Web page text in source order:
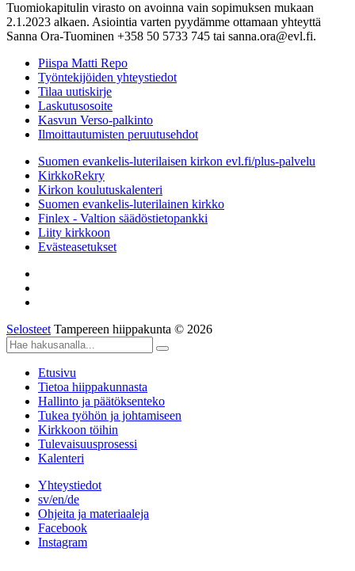
Tuomiokapitulin virasto on avoinna vain sopimuksen mukaan
2.1.2023 alkaen. Asiointia varten pyydämme ottamaan yhteyttä
Sanna Ora-Tuominen +358 50 5733 745 tai sanna.ora@evl.fi.
Piispa Matti Repo
Työntekijöiden yhteystiedot
Tilaa uutiskirje
Laskutusosoite
Kasvun Verso-palkinto
Ilmoittautumisten peruutusehdot
Suomen evankelis-luterilaisen kirkon evl.fi/plus-palvelu
KirkkoRekry
Kirkon koulutuskalenteri
Suomen evankelis-luterilainen kirkko
Finlex - Valtion säädöstietopankki
Liity kirkkoon
Evästeasetukset
Selosteet Tampereen hiippakunta © 2026
Etusivu
Tietoa hiippakunnasta
Hallinto ja päätöksenteko
Tukea työhön ja johtamiseen
Kirkkoon töihin
Tulevaisuusprosessi
Kalenteri
Yhteystiedot
sv/en/de
Ohjeita ja materiaaleja
Facebook
Instagram